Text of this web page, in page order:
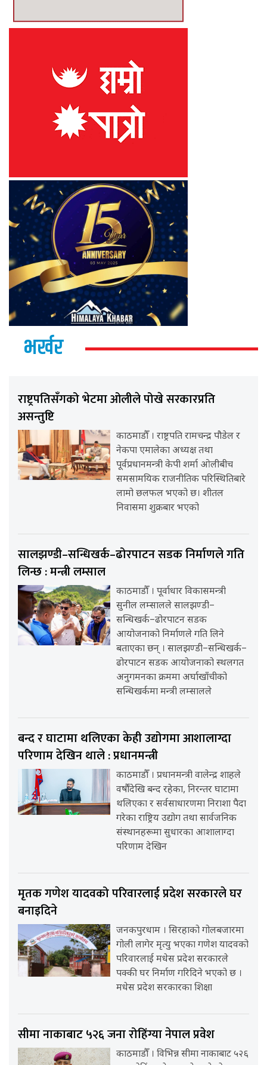
भर्खर
राष्ट्रपतिसँगको भेटमा ओलीले पोखे सरकारप्रति
असन्तुष्टि
काठमाडौँ । राष्ट्रपति रामचन्द्र पौडेल र
नेकपा एमालेका अध्यक्ष तथा
पूर्वप्रधानमन्त्री केपी शर्मा ओलीबीच
समसामयिक राजनीतिक परिस्थितिबारे
लामो छलफल भएको छ। शीतल
निवासमा शुक्रबार भएको
सालझण्डी–सन्धिखर्क–ढोरपाटन सडक निर्माणले गति
लिन्छ : मन्त्री लम्साल
काठमाडौँ । पूर्वाधार विकासमन्त्री
सुनील लम्सालले सालझण्डी–
सन्धिखर्क–ढोरपाटन सडक
आयोजनाको निर्माणले गति लिने
बताएका छन् । सालझण्डी–सन्धिखर्क–
ढोरपाटन सडक आयोजनाको स्थलगत
अनुगमनका क्रममा अर्घाखाँचीको
सन्धिखर्कमा मन्त्री लम्सालले
बन्द र घाटामा थलिएका केही उद्योगमा आशालाग्दा
परिणाम देखिन थाले : प्रधानमन्त्री
काठमाडौँ । प्रधानमन्त्री वालेन्द्र शाहले
वर्षौंदेखि बन्द रहेका, निरन्तर घाटामा
थलिएका र सर्वसाधारणमा निराशा पैदा
गरेका राष्ट्रिय उद्योग तथा सार्वजनिक
संस्थानहरूमा सुधारका आशालाग्दा
परिणाम देखिन
मृतक गणेश यादवको परिवारलाई प्रदेश सरकारले घर
बनाइदिने
जनकपुरधाम । सिरहाको गोलबजारमा
गोली लागेर मृत्यु भएका गणेश यादवको
परिवारलाई मधेस प्रदेश सरकारले
पक्की घर निर्माण गरिदिने भएको छ ।
मधेस प्रदेश सरकारका शिक्षा
सीमा नाकाबाट ५२६ जना रोहिंग्या नेपाल प्रवेश
काठमाडौँ । विभिन्न सीमा नाकाबाट ५२६